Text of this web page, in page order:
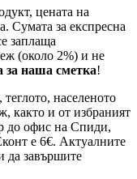
цената на
Сумата за експресна
заплаща
(около 2%) и не
за наша сметка!
населеното
както и от избраният
до офис на Спиди,
е 6€. Актуалните
да завършите